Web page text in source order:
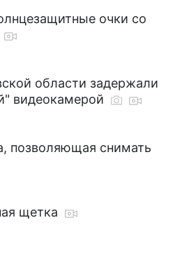
очки со
области задержали
видеокамерой
позволяющая снимать
щетка